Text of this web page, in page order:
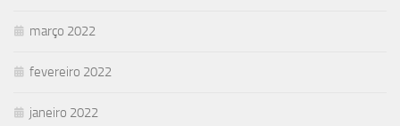
março 2022
fevereiro 2022
janeiro 2022